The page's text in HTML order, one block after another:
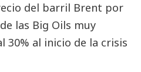
del barril Brent por
las Big Oils muy
30% al inicio de la crisis